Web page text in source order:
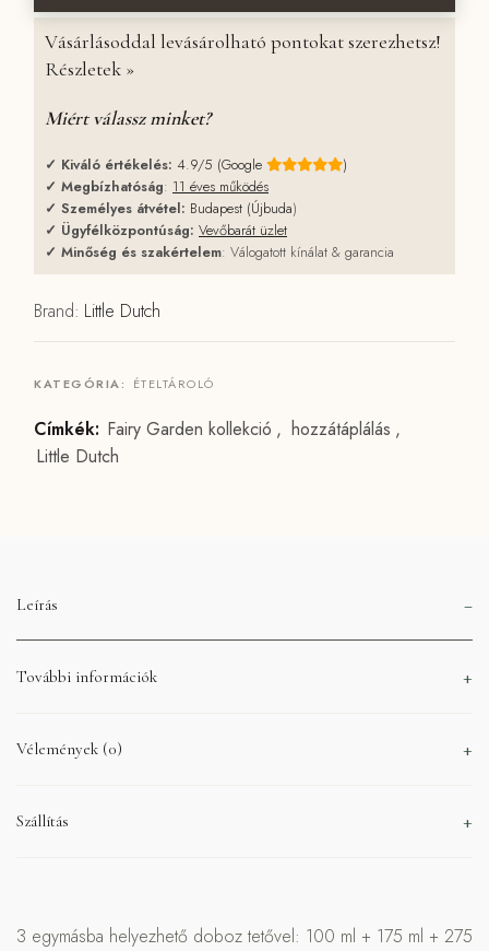
Vásárlásoddal levásárolható pontokat szerezhetsz!
Részletek »
Miért válassz minket?
✓ Kiváló értékelés: 4.9/5 (Google
)
✓ Megbízhatóság: 11 éves működés
✓ Személyes átvétel: Budapest (Újbuda)
✓ Ügyfélközpontúság: Vevőbarát üzlet
✓ Minőség és szakértelem: Válogatott kínálat & garancia
Brand: Little Dutch
KATEGÓRIA: ÉTELTÁROLÓ
Címkék: Fairy Garden kollekció , hozzátáplálás ,
Little Dutch
Leírás
További információk
Vélemények (0)
Szállítás
3 egymásba helyezhető doboz tetővel: 100 ml + 175 ml + 275